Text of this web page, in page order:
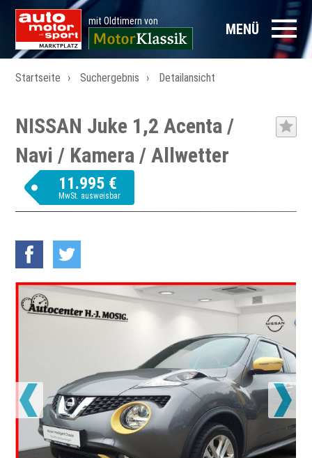
mit Oldtimern von MENÜ
Startseite Suchergebnis Detailansicht
NISSAN Juke 1,2 Acenta /
Navi / Kamera / Allwetter
11.995 €
MwSt. ausweisbar